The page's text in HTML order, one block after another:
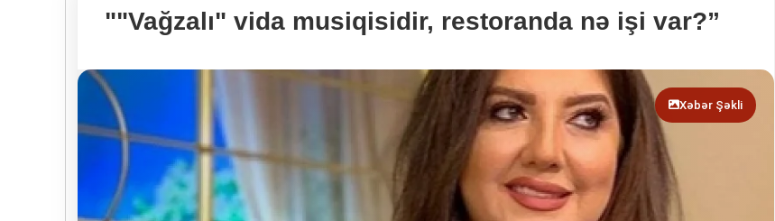
""Vağzalı" vida musiqisidir, restoranda nə işi var?”
Xəbər Şəkli